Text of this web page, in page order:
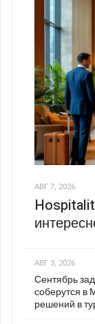
АВГ 7, 2026
АВГ 3, 2026
Сентябрь
соберутся в
решений в